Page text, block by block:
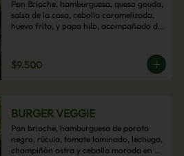
Pan Brioche, hamburguesa, queso gouda,
salsa de la casa, cebolla caramelizada,
huevo frito, y papa hilo, acompañado de
$9.500
BURGER VEGGIE
Pan brioche, hamburguesa de poroto
negro, rúcula, tomate laminado, lechuga,
champiñón ostra y cebolla morada en